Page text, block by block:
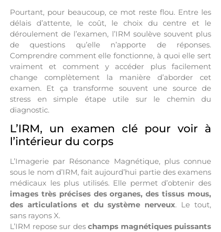
Pourtant, pour beaucoup, ce mot reste flou. Entre les
délais d’attente, le coût, le choix du centre et le
déroulement de l’examen, l’IRM soulève souvent plus
de questions qu’elle n’apporte de réponses.
Comprendre comment elle fonctionne, à quoi elle sert
vraiment et comment y accéder plus facilement
change complètement la manière d’aborder cet
examen. Et ça transforme souvent une source de
stress en simple étape utile sur le chemin du
diagnostic.
L’IRM, un examen clé pour voir à
l’intérieur du corps
L’Imagerie par Résonance Magnétique, plus connue
sous le nom d’IRM, fait aujourd’hui partie des examens
médicaux les plus utilisés. Elle permet d’obtenir des
images très précises des organes, des tissus mous,
des articulations et du système nerveux. Le tout,
sans rayons X.
L’IRM repose sur des champs magnétiques puissants